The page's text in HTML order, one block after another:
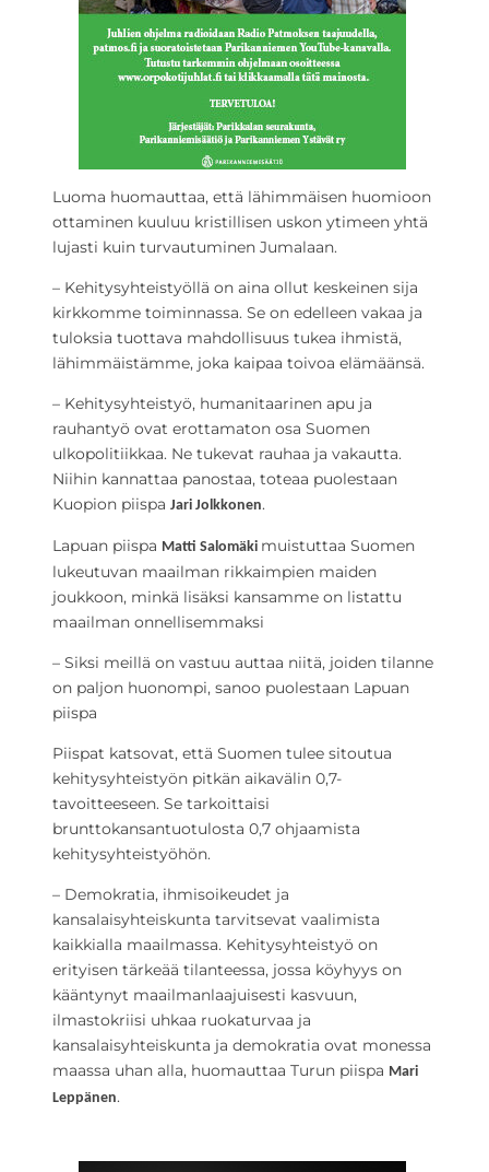
Luoma huomauttaa, että lähimmäisen huomioon
ottaminen kuuluu kristillisen uskon ytimeen yhtä
lujasti kuin turvautuminen Jumalaan.
– Kehitysyhteistyöllä on aina ollut keskeinen sija
kirkkomme toiminnassa. Se on edelleen vakaa ja
tuloksia tuottava mahdollisuus tukea ihmistä,
lähimmäistämme, joka kaipaa toivoa elämäänsä.
– Kehitysyhteistyö, humanitaarinen apu ja
rauhantyö ovat erottamaton osa Suomen
ulkopolitiikkaa. Ne tukevat rauhaa ja vakautta.
Niihin kannattaa panostaa, toteaa puolestaan
Kuopion piispa Jari Jolkkonen.
Lapuan piispa Matti Salomäki muistuttaa Suomen
lukeutuvan maailman rikkaimpien maiden
joukkoon, minkä lisäksi kansamme on listattu
maailman onnellisemmaksi
– Siksi meillä on vastuu auttaa niitä, joiden tilanne
on paljon huonompi, sanoo puolestaan Lapuan
piispa
Piispat katsovat, että Suomen tulee sitoutua
kehitysyhteistyön pitkän aikavälin 0,7-
tavoitteeseen. Se tarkoittaisi
brunttokansantuotulosta 0,7 ohjaamista
kehitysyhteistyöhön.
– Demokratia, ihmisoikeudet ja
kansalaisyhteiskunta tarvitsevat vaalimista
kaikkialla maailmassa. Kehitysyhteistyö on
erityisen tärkeää tilanteessa, jossa köyhyys on
kääntynyt maailmanlaajuisesti kasvuun,
ilmastokriisi uhkaa ruokaturvaa ja
kansalaisyhteiskunta ja demokratia ovat monessa
maassa uhan alla, huomauttaa Turun piispa Mari
Leppänen.